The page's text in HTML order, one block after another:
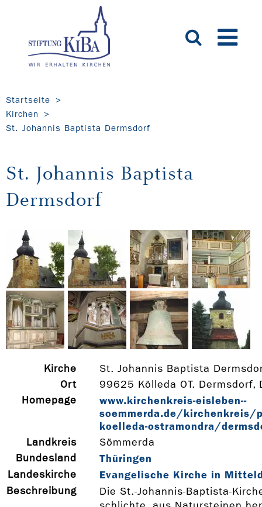
Startseite
Kirchen
St. Johannis Baptista Dermsdorf
St. Johannis Baptista
Dermsdorf
Kirche
St. Johannis Baptista
Ort
99625 Kölleda OT. Dermsdorf,
Homepage
www.kirchenkreis-­eisleben-­
soemmerda.de/kirchenkreis/
koelleda-­ostramondra/
Landkreis
Sömmerda
Bundesland
Thüringen
Landeskirche Evangelische Kirche in
Beschreibung
Die St.-Johannis-Baptista-